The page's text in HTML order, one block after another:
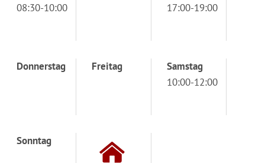
08:30-10:00
17:00-19:00
Donnerstag Freitag
Samstag
10:00-12:00
Sonntag